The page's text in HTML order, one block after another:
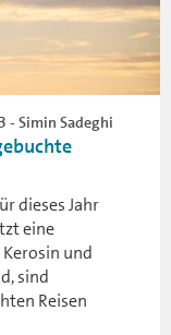
- Simin Sadeghi
dieses Jahr
eine
und
sind
Reisen